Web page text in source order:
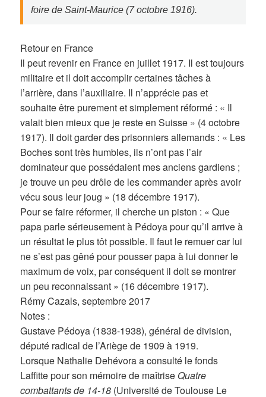
foire de Saint-Maurice (7 octobre 1916).
Retour en France
Il peut revenir en France en juillet 1917. Il est toujours
militaire et il doit accomplir certaines tâches à
l’arrière, dans l’auxiliaire. Il n’apprécie pas et
souhaite être purement et simplement réformé : « Il
valait bien mieux que je reste en Suisse » (4 octobre
1917). Il doit garder des prisonniers allemands : « Les
Boches sont très humbles, ils n’ont pas l’air
dominateur que possédaient mes anciens gardiens ;
je trouve un peu drôle de les commander après avoir
vécu sous leur joug » (18 décembre 1917).
Pour se faire réformer, il cherche un piston : « Que
papa parle sérieusement à Pédoya pour qu’il arrive à
un résultat le plus tôt possible. Il faut le remuer car lui
ne s’est pas gêné pour pousser papa à lui donner le
maximum de voix, par conséquent il doit se montrer
un peu reconnaissant » (16 décembre 1917).
Rémy Cazals, septembre 2017
Notes :
Gustave Pédoya (1838-1938), général de division,
député radical de l’Ariège de 1909 à 1919.
Lorsque Nathalie Dehévora a consulté le fonds
Laffitte pour son mémoire de maîtrise Quatre
combattants de 14-18 (Université de Toulouse Le